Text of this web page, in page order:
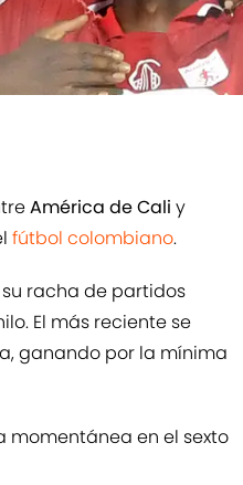
América de Cali y
fútbol colombiano.
racha de partidos
El más reciente se
ganando por la mínima
momentánea en el sexto